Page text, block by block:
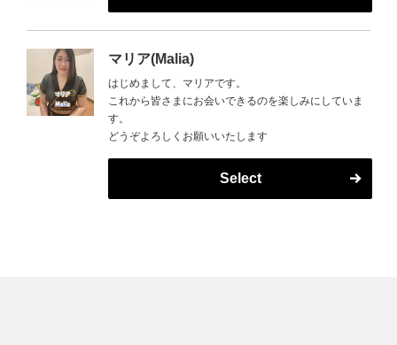
マリア(Malia)
はじめまして、マリアです。
これから皆さまにお会いできるのを楽しみにしていま
す。
どうぞよろしくお願いいたします
Select